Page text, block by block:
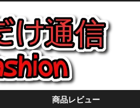
商品レビュー